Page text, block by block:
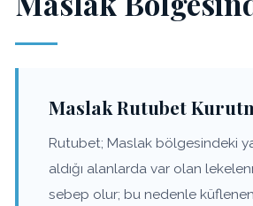
Maslak Rutubet
Rutubet; Maslak bölgesindeki
aldığı alanlarda var olan
sebep olur; bu nedenle